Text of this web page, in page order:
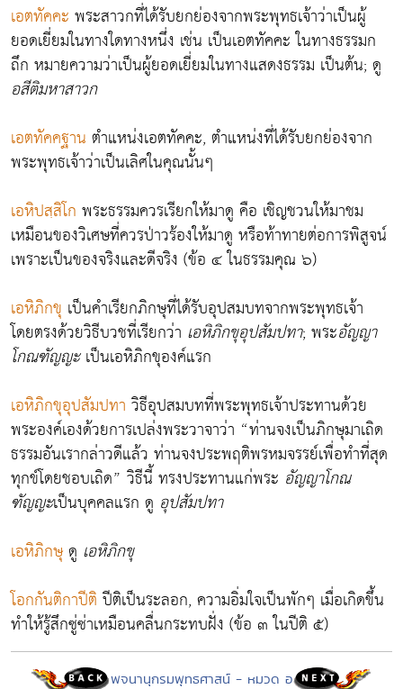
เอตทัคคะ พระสาวกที่ได้รับยกย่องจากพระพุทธเจ้าว่าเป็นผู้
ยอดเยี่ยมในทางใดทางหนึ่ง เช่น เป็นเอตทัคคะ ในทางธรรมก
ถึก หมายความว่าเป็นผู้ยอดเยี่ยมในทางแสดงธรรม เป็นต้น; ดู
อสีติมหาสาวก
เอตทัคคฐาน ตำแหน่งเอตทัคคะ, ตำแหน่งที่ได้รับยกย่องจาก
พระพุทธเจ้าว่าเป็นเลิศในคุณนั้นๆ
เอหิปสฺสิโก พระธรรมควรเรียกให้มาดู คือ เชิญชวนให้มาชม
เหมือนของวิเศษที่ควรป่าวร้องให้มาดู หรือท้าทายต่อการพิสูจน์
เพราะเป็นของจริงและดีจริง (ข้อ ๔ ในธรรมคุณ ๖)
เอหิภิกขุ เป็นคำเรียกภิกษุที่ได้รับอุปสมบทจากพระพุทธเจ้า
โดยตรงด้วยวิธีบวชที่เรียกว่า เอหิภิกขุอุปสัมปทา; พระอัญญา
โกณฑัญญะเป็นเอหิภิกขุองค์แรก
เอหิภิกขุอุปสัมปทา วิธีอุปสมบทที่พระพุทธเจ้าประทานด้วย
พระองค์เองด้วยการเปล่งพระวาจาว่า “ท่านจงเป็นภิกษุมาเถิด
ธรรมอันเรากล่าวดีแล้ว ท่านจงประพฤติพรหมจรรย์เพื่อทำที่สุด
ทุกข์โดยชอบเถิด” วิธีนี้ ทรงประทานแก่พระ อัญญาโกณ
ฑัญญะเป็นบุคคลแรก ดู อุปสัมปทา
เอหิภิกษุดู เอหิภิกขุ
โอกกันติกาปีติ ปีติเป็นระลอก, ความอิ่มใจเป็นพักๆ เมื่อเกิดขึ้น
ทำให้รู้สึกซู่ซ่าเหมือนคลื่นกระทบฝั่ง (ข้อ ๓ ในปีติ ๕)
พจนานุกรมพุทธศาสน์ - หมวด อ